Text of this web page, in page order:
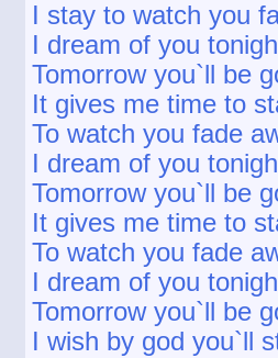
I stay to watch you
I dream of you
Tomorrow you`ll be
It gives me time to
To watch you fade
I dream of you
Tomorrow you`ll be
It gives me time to
To watch you fade
I dream of you
Tomorrow you`ll be
I wish by god you`ll